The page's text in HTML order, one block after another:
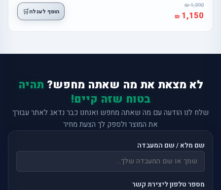
1,390
1,150 הוסף לעגלה🛒
לא מצאת את מה שאתה מחפש? תהיה
בטוח שזה קיים!
שלח לנו הודעה עם מה שאתה מחפש ואנחנו כבר נדאג לאתר עבורך
את המוצר ולספק לך הצעת מחיר
שם מלא / שם המעבדה
מספר טלפון ליצירת קשר